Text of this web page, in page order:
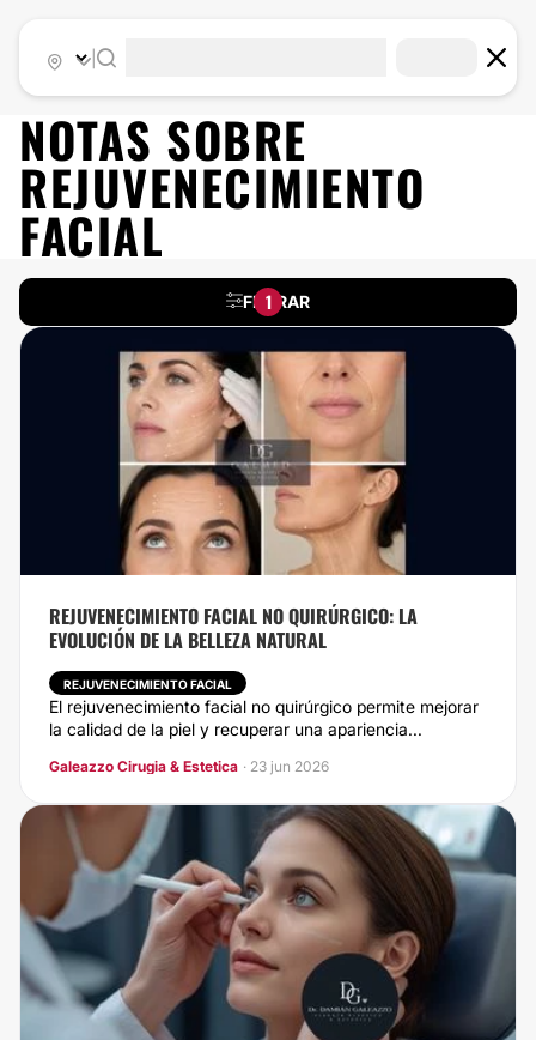
NOTAS SOBRE
REJUVENECIMIENTO
FACIAL
FILTRAR
1
REJUVENECIMIENTO FACIAL NO QUIRÚRGICO: LA
EVOLUCIÓN DE LA BELLEZA NATURAL
REJUVENECIMIENTO FACIAL
El rejuvenecimiento facial no quirúrgico permite mejorar
la calidad de la piel y recuperar una apariencia...
Galeazzo Cirugia & Estetica · 23 jun 2026